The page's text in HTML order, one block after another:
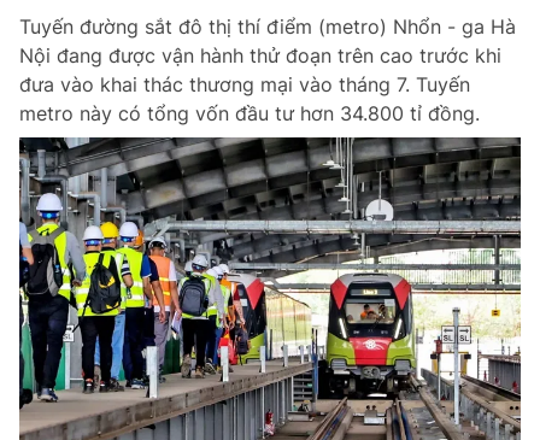
Tuyến đường sắt đô thị thí điểm (metro) Nhổn - ga Hà
Nội đang được vận hành thử đoạn trên cao trước khi
đưa vào khai thác thương mại vào tháng 7. Tuyến
metro này có tổng vốn đầu tư hơn 34.800 tỉ đồng.